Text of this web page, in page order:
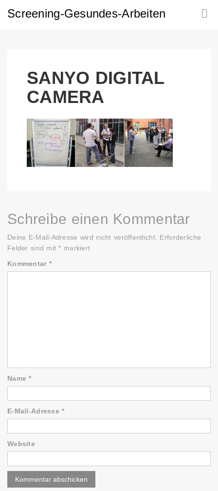
Screening-Gesundes-Arbeiten
SANYO DIGITAL
CAMERA
Schreibe einen Kommentar
Deine E-Mail-Adresse wird nicht veröffentlicht.
Erforderliche
Felder sind mit* markiert
Kommentar *
Name*
E-Mail-Adresse*
Website